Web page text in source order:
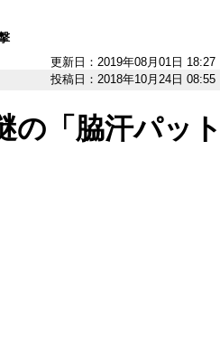
更新日：2019年08月01日 18:27
投稿日：2018年10月24日 08:55
の「脇汗パット